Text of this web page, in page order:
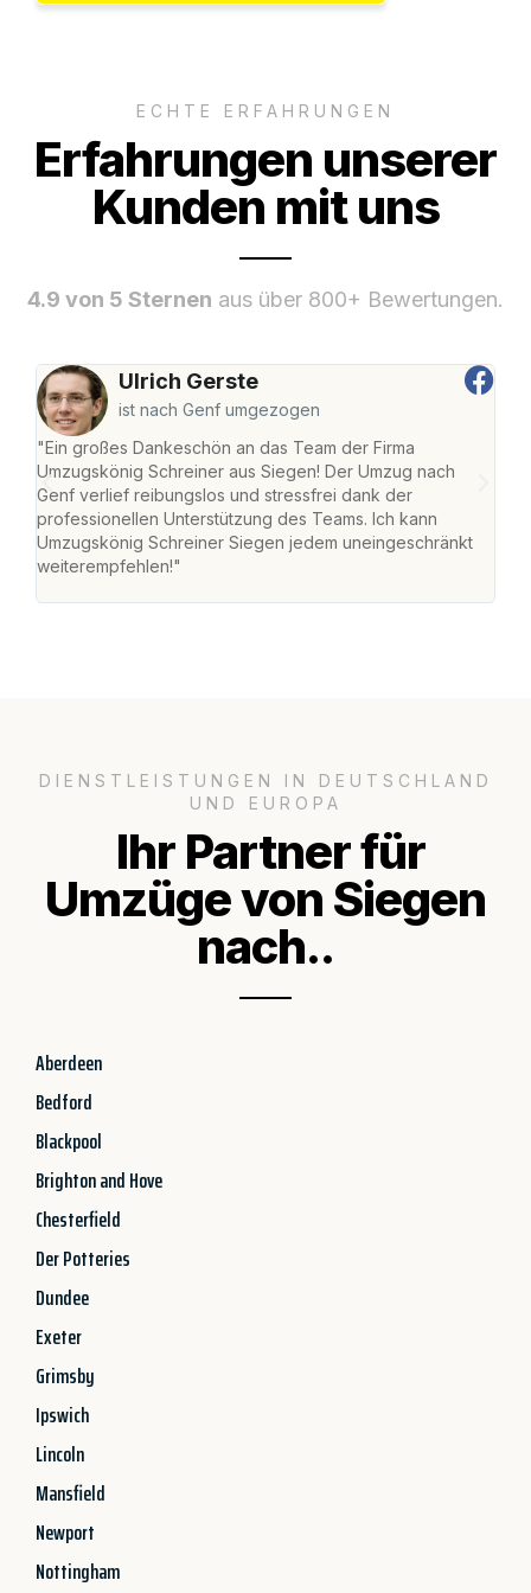
ECHTE ERFAHRUNGEN
Erfahrungen unserer
Kunden mit uns
4.9 von 5 Sternen aus über 800+ Bewertungen.
Ulrich Gerste
ist nach Genf umgezogen
"Ein großes Dankeschön an das Team der Firma
Umzugskönig Schreiner aus Siegen! Der Umzug nach
Genf verlief reibungslos und stressfrei dank der
professionellen Unterstützung des Teams. Ich kann
Umzugskönig Schreiner Siegen jedem uneingeschränkt
weiterempfehlen!"
DIENSTLEISTUNGEN IN DEUTSCHLAND
UND EUROPA
Ihr Partner für
Umzüge von Siegen
nach..
Aberdeen
Bedford
Blackpool
Brighton and Hove
Chesterfield
Der Potteries
Dundee
Exeter
Grimsby
Ipswich
Lincoln
Mansfield
Newport
Nottingham